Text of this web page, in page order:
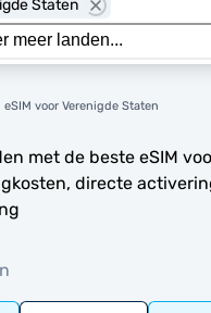
Staten
eSIM voor Verenigde Staten
met de beste eSIM
directe